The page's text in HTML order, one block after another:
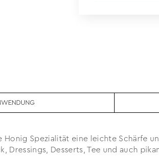
Spezialität eine leichte Schärfe
Desserts, Tee und auch